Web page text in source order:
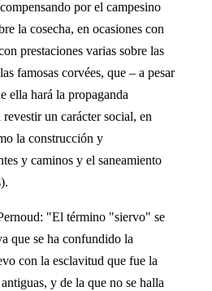
por el campesino
la cosecha, en ocasiones con
prestaciones varias sobre las
famosas corvées, que – a pesar
ella hará la propaganda
un carácter social, en
la construcción y
y caminos y el saneamiento
"El término "siervo" se
que se ha confundido la
con la esclavitud que fue la
y de la que no se halla